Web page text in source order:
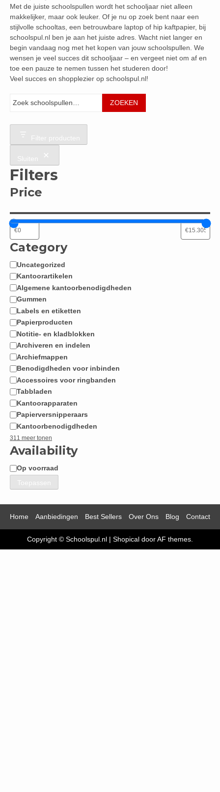
Met de juiste schoolspullen wordt het schooljaar niet alleen
makkelijker, maar ook leuker. Of je nu op zoek bent naar een
stijlvolle schooltas, een betrouwbare laptop of hip kaftpapier, bij
schoolspul.nl ben je aan het juiste adres. Wacht niet langer en
begin vandaag nog met het kopen van jouw schoolspullen. We
wensen je veel succes dit schooljaar – en vergeet niet om af en
toe een pauze te nemen tussen het studeren door!
Veel succes en shopplezier op schoolspul.nl!
ZOEKEN
Filter producten
Sluiten
Filters
Price
Category
Categorie
Uncategorized
Kantoorartikelen
Algemene kantoorbenodigdheden
Gummen
Labels en etiketten
Papierproducten
Notitie- en kladblokken
Archiveren en indelen
Archiefmappen
Benodigdheden voor inbinden
Accessoires voor ringbanden
Tabbladen
Kantoorapparaten
Papierversnipperaars
Kantoorbenodigdheden
311 meer tonen
Availability
Beschikbaarheid
Op voorraad
Toepassen
Home Aanbiedingen Best Sellers Over Ons Blog Contact
Copyright © Schoolspul.nl | Shopical door AF themes.